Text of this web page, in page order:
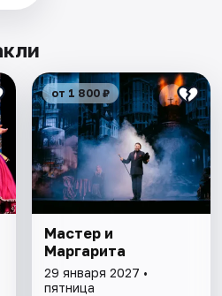
от 1 800 ₽
Мастер и
Маргарита
29 января 2027 •
пятница